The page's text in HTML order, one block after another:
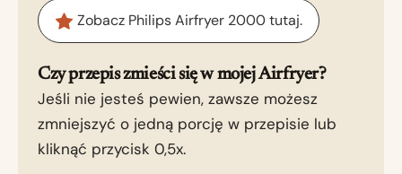
Zobacz Philips Airfryer 2000 tutaj.
Czy przepis zmieści się w mojej Airfryer?
Jeśli nie jesteś pewien, zawsze możesz
zmniejszyć o jedną porcję w przepisie lub
kliknąć przycisk 0,5x.